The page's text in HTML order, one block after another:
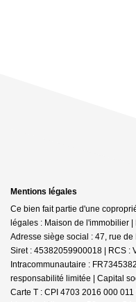
Mentions légales
Ce bien fait partie d'une
légales : Maison de l'immobilier |
Adresse siège social : 47, rue de
Siret : 45382059900018 | RCS :
Intracommunautaire :
responsabilité limitée | Capital
Carte T : CPI 4703 2016 000